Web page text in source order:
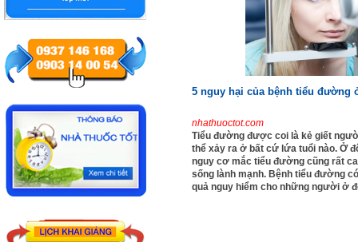
5 nguy hại của bệnh tiểu đường
nhathuoctot.com
Tiểu đường được coi là kẻ giết
thể xảy ra ở bất cứ lứa tuổi nào. Ở
nguy cơ mắc tiểu đường cũng rất
sống lành mạnh. Bệnh tiểu đường
quả nguy hiểm cho những người ở